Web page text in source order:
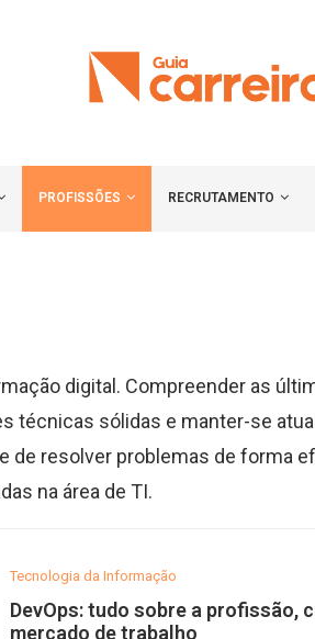
PROFISSÕES RECRUTAMENTO
digital. Compreender as
técnicas sólidas e manter-se
de resolver problemas de forma
na área de TI.
Tecnologia da Informação
DevOps: tudo sobre a profissão,
mercado de trabalho